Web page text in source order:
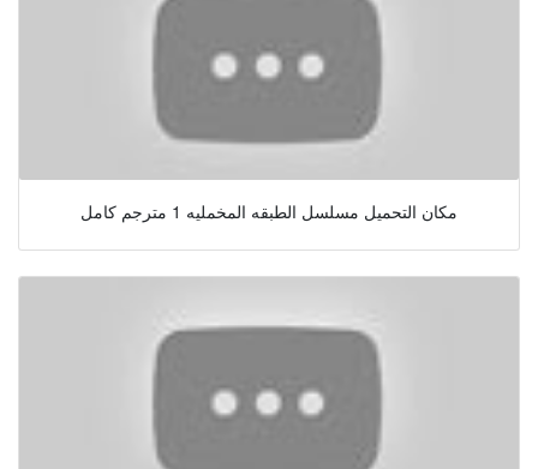
مكان التحميل مسلسل الطبقه المخمليه 1 مترجم كامل